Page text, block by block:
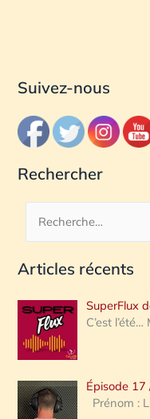
Suivez-nous
Rechercher
c
e
r
c
h
e
Articles récents
SuperFlux
C’est l’été…
Épisode 17
Prénom :